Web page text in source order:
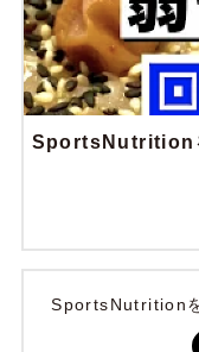
SportsNutrition
SportsNutrition